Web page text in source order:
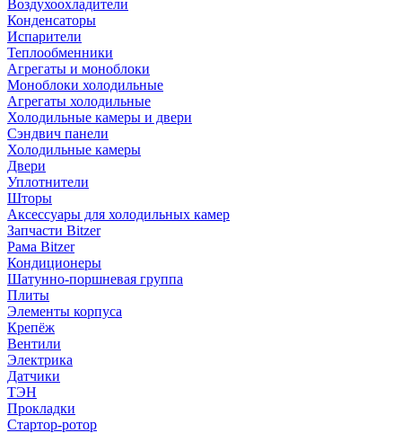
Воздухоохладители
Конденсаторы
Испарители
Теплообменники
Агрегаты и моноблоки
Моноблоки холодильные
Агрегаты холодильные
Холодильные камеры и двери
Сэндвич панели
Холодильные камеры
Двери
Уплотнители
Шторы
Аксессуары для холодильных камер
Запчасти Bitzer
Рама Bitzer
Кондиционеры
Шатунно-поршневая группа
Плиты
Элементы корпуса
Крепёж
Вентили
Электрика
Датчики
ТЭН
Прокладки
Стартор-ротор